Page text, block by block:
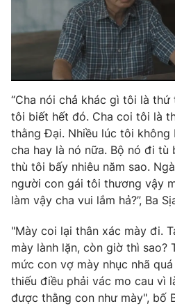
“Cha nói chả khác gì tôi là
tôi biết hết đó. Cha coi tôi là
thằng Đại. Nhiều lúc tôi
cha hay là nó nữa. Bộ nó đi tù
thù tôi bấy nhiêu năm sao.
người con gái tôi thương vậy
làm vậy cha vui lắm hả?”, Ba
"Mày coi lại thân xác mày đi.
mày lành lặn, còn giờ thì sao?
mức con vợ mày nhục nhã
thiếu điều phải vác mo cau vì
được thằng con như mày", bố